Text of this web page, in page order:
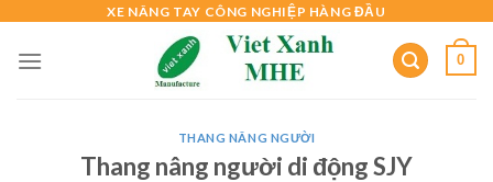
content
XE NÂNG TAY CÔNG NGHIỆP HÀNG ĐẦU
0
THANG NÂNG NGƯỜI
Thang nâng người di động SJY